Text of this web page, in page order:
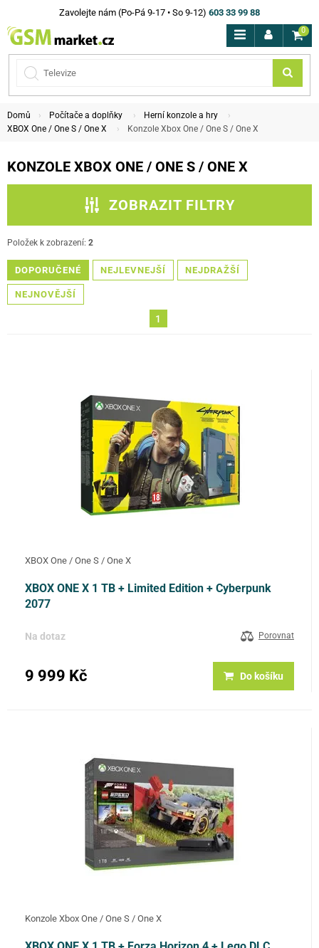
Zavolejte nám (Po-Pá 9-17 • So 9-12) 603 33 99 88
0
Domů Počítače a doplňky
Herní konzole a hry
XBOX One / One S / One X
Konzole Xbox One / One S / One X
KONZOLE XBOX ONE / ONE S / ONE X
ZOBRAZIT FILTRY
ZPĚT NA XBOX ONE / ONE S / ONE X
PODKATEGORIE
CENA
Položek k zobrazení: 2
DOPORUČENÉ NEJLEVNEJŠÍ NEJDRAŽŠÍ
NEJNOVĚJŠÍ
1
XBOX One / One S / One X
XBOX ONE X 1 TB + Limited Edition + Cyberpunk
2077
Na dotaz Porovnat
9 999 Kč Do košíku
Konzole Xbox One / One S / One X